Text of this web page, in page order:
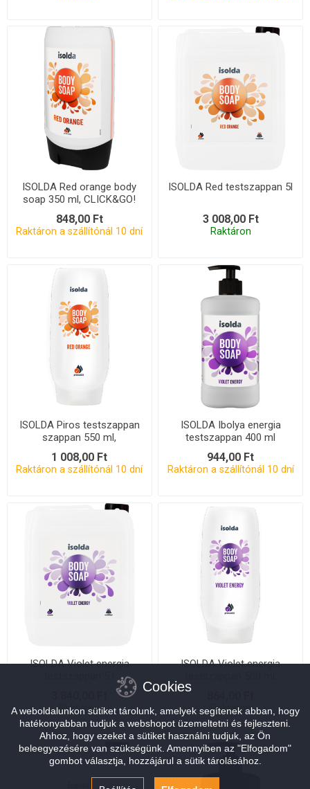
ISOLDA Red orange body
soap 350 ml, CLICK&GO!
848,00 Ft
Raktáron a szállítónál 10 dní
ISOLDA Red testszappan 5l
3 008,00 Ft
Raktáron
ISOLDA Piros testszappan
szappan 550 ml,
CLICK&amp;GO!
1 008,00 Ft
Raktáron a szállítónál 10 dní
ISOLDA Ibolya energia
testszappan 400 ml
944,00 Ft
Raktáron a szállítónál 10 dní
ISOLDA Violet energia
Raktáron
ISOLDA Violet energia
Raktáron
Cookies
A weboldalunkon sütiket tárolunk, amelyek segítenek abban, hogy
hatékonyabban tudjuk a webshopot üzemeltetni és fejleszteni.
Ahhoz, hogy ezeket a sütiket használni tudjuk, az Ön
beleegyezésére van szükségünk. Amennyiben az "Elfogadom"
gombot választja, hozzájárul a sütik tárolásához.